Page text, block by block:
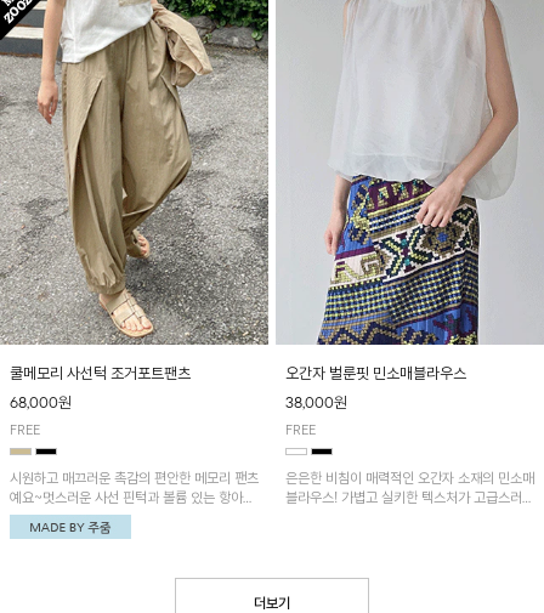
쿨메모리 사선턱 조거포트팬츠
68,000원
FREE
시원하고 매끄러운 촉감의 편안한 메모리 팬츠
예요~멋스러운 사선 핀턱과 볼륨 있는 항아리
핏이 유니크한 아이템!
오간자 벌룬핏 민소매블라우스
38,000원
FREE
은은한 비침이 매력적인 오간자 소재의 민소매
블라우스! 가볍고 실키한 텍스처가 고급스러운
더보기